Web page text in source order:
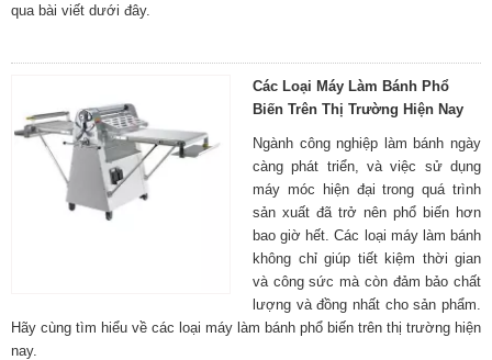
qua bài viết dưới đây.
Các Loại Máy Làm Bánh Phổ
Biến Trên Thị Trường Hiện Nay
Ngành công nghiệp làm bánh ngày
càng phát triển, và việc sử dụng
máy móc hiện đại trong quá trình
sản xuất đã trở nên phổ biến hơn
bao giờ hết. Các loại máy làm bánh
không chỉ giúp tiết kiệm thời gian
và công sức mà còn đảm bảo chất
lượng và đồng nhất cho sản phẩm.
Hãy cùng tìm hiểu về các loại máy làm bánh phổ biến trên thị trường hiện
nay.